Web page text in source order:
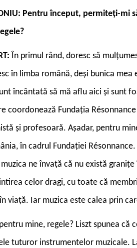
Pentru început, permiteți-mi
În primul rând, doresc să
în limba română, deși bunica
încântată să mă aflu aici și sunt
coordonează Fundația
și profesoară. Așadar, pentru
în cadrul Fundației
ne învață că nu există
celor dragi, cu toate că
viață. Iar muzica este calea prin
mine, regele? Liszt spunea
tuturor instrumentelor muzicale.